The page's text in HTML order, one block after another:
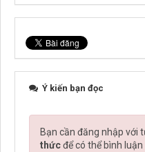
Ý kiến bạn đọc
Bạn cần đăng nhập với
thứcđể có thể bình luận